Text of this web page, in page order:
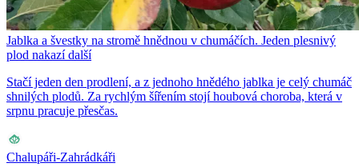
Jablka a švestky na stromě hnědnou v chumáčích. Jeden plesnivý
plod nakazí další
Stačí jeden den prodlení, a z jednoho hnědého jablka je celý chumáč
shnilých plodů. Za rychlým šířením stojí houbová choroba, která v
srpnu pracuje přesčas.
Chalupáři-Zahrádkáři